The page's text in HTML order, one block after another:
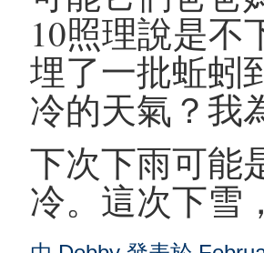
10照理說是不
埋了一批蚯蚓
冷的天氣？我
下次下雨可能
冷。這次下雪